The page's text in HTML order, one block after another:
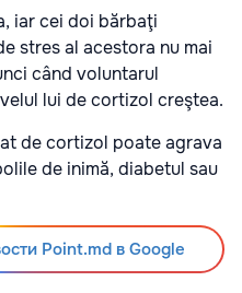
iar cei doi bărbaţi
stres al acestora nu mai
când voluntarul
lui de cortizol creştea.
de cortizol poate agrava
de inimă, diabetul sau
Point.md в Google